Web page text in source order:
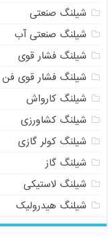
شیلنگ صنعتی
شیلنگ صنعتی آب
شیلنگ فشار قوی
شیلنگ فشار قوی
شیلنگ کارواش
شیلنگ کشاورزی
شیلنگ کولر گازی
شیلنگ گاز
شیلنگ لاستیکی
شیلنگ هیدرولیک